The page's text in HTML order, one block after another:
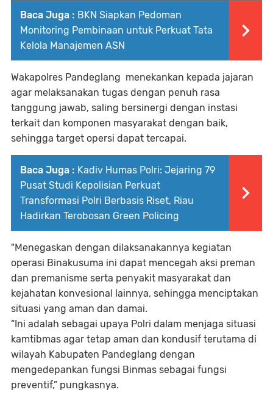
Baca Juga : BKN Siapkan Pedoman
Monitoring Pembinaan untuk Perkuat Tata
Kelola Manajemen ASN
Wakapolres Pandeglang menekankan kepada jajaran
agar melaksanakan tugas dengan penuh rasa
tanggung jawab, saling bersinergi dengan instasi
terkait dan komponen masyarakat dengan baik,
sehingga target opersi dapat tercapai.
Baca Juga : Kadiv Humas Polri: Jejaring 79
Pusat Studi Kepolisian Perkuat
Transformasi Polri Berbasis Riset, Riau
Hadirkan Terobosan Green Policing
"Menegaskan dengan dilaksanakannya kegiatan
operasi Binakusuma ini dapat mencegah aksi preman
dan premanisme serta penyakit masyarakat dan
kejahatan konvesional lainnya, sehingga menciptakan
situasi yang aman dan damai.
“Ini adalah sebagai upaya Polri dalam menjaga situasi
kamtibmas agar tetap aman dan kondusif terutama di
wilayah Kabupaten Pandeglang dengan
mengedepankan fungsi Binmas sebagai fungsi
preventif,” pungkasnya.